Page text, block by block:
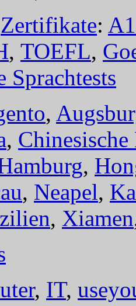
Zertifikate: A1
, TOEFL,
Sprachtests
,
, Chinesische
,
, Neapel,
, Xiamen
, IT,